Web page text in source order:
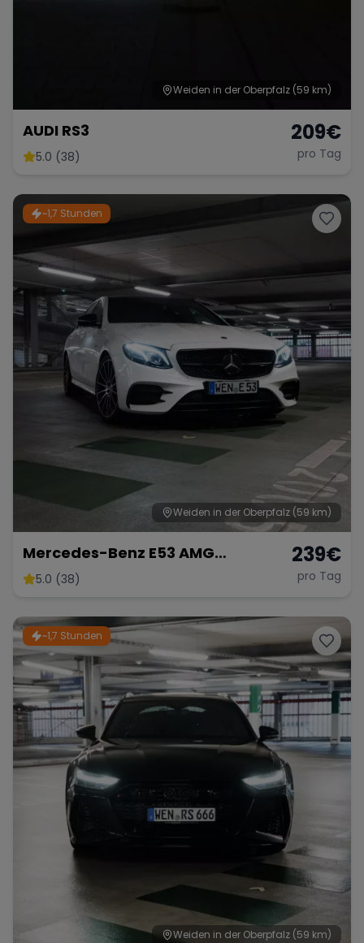
Corvette
Weiden in der Oberpfalz (59 km)
AUDI RS3
5.0 (38)
209€
pro Tag
~1,7 Stunden
Weiden in der Oberpfalz (59 km)
Mercedes-Benz E53 AMG
Performance
5.0 (38)
239€
pro Tag
~1,7 Stunden
Weiden in der Oberpfalz (59 km)